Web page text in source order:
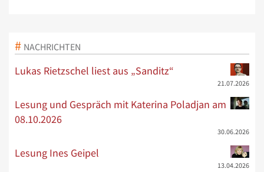
NACHRICHTEN
Lukas Rietzschel liest aus „Sanditz“
21.07.2026
Lesung und Gespräch mit Katerina Poladjan am
08.10.2026
30.06.2026
Lesung Ines Geipel
13.04.2026